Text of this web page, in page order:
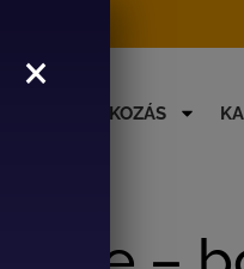
BEMUTATKOZÁS
×